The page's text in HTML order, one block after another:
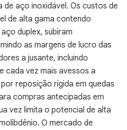
de aço inoxidável. Os custos de
de alta gama contendo
duplex, subiram
as margens de lucro das
a jusante, incluindo
cada vez mais avessos a
reposição rígida em quedas
compras antecipadas em
vez limita o potencial de alta
O mercado de